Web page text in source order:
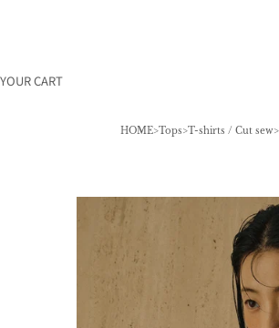
YOUR CART
HOME Tops T-shirts / Cut sew